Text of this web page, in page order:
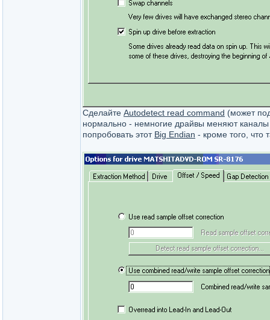
Сделайте Autodetect read command (может
нормально - немногие драйвы меняют каналы
попробовать этот Big Endian - кроме того, что